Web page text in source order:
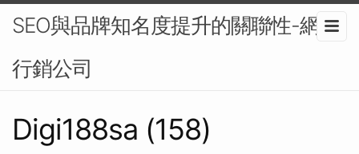
SEO與品牌知名度提升的關聯性-網路
行銷公司
Digi188sa (158)